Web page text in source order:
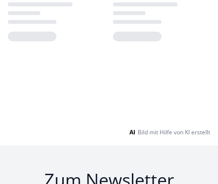
AI Bild mit Hilfe von KI erstellt